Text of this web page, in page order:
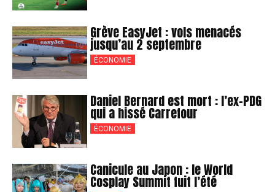
Grève EasyJet : vols menacés
jusqu’au 2 septembre
ÉCONOMIE
Daniel Bernard est mort : l’ex-PDG
qui a hissé Carrefour
ÉCONOMIE
Canicule au Japon : le World
Cosplay Summit fuit l’été